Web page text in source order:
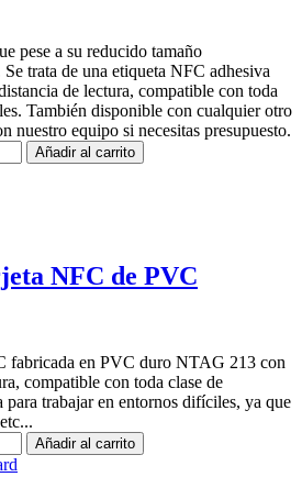
pese a su reducido tamaño
trata de una etiqueta NFC adhesiva
de lectura, compatible con toda
También disponible con cualquier otro
nuestro equipo si necesitas presupuesto.
Añadir al carrito
NFC de PVC
fabricada en PVC duro NTAG 213 con
compatible con toda clase de
trabajar en entornos difíciles, ya que
Añadir al carrito